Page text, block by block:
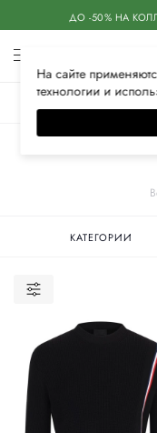
ДО -50% НА
КАТЕГОРИИ
На сайте
технологии и